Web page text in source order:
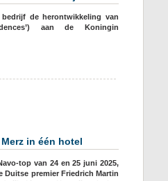
vergt
de herontwikkeling van
aan de Koningin
weer
gang
in één hotel
top van 24 en 25 juni 2025,
Duitse premier Friedrich Martin